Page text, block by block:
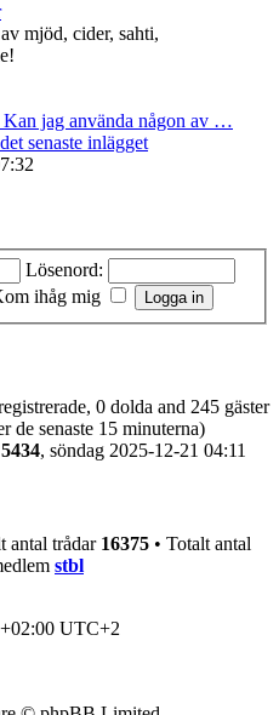
mjöd, cider, sahti,
Kan jag använda någon av …
senaste inlägget
Lösenord:
ihåg mig
0 dolda and 245 gäster
de senaste 15 minuterna)
5434, söndag 2025-12-21 04:11
antal trådar 16375 • Totalt antal
stbl
UTC+2